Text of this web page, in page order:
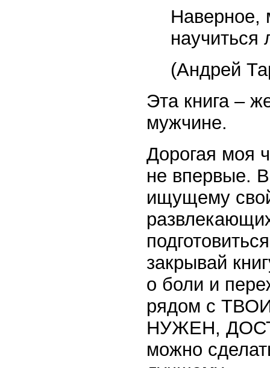
Наверное,
(Андрей
Эта книга –
мужчине.
Дорогая моя
не впервые.
ищущему
закрывай
о боли и
рядом с
НУЖЕН,
можно